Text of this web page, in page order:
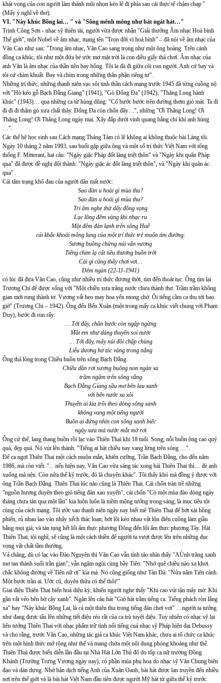
khát vọng của con người làm thành mũi nhọn kéo lê đi phía sau cái thực tế chậm chạp "
(Mấy ý nghĩ về thơ).
VI. "Này khúc Bồng lai… " và "Sông mênh mông như bát ngát hát…"
Trịnh Công Sơn - nhạc sỹ thiên tài, người vừa được nhận "Giải thưởng Âm nhạc Hoà bình
Thế giới", một Nobel về âm nhạc, mang tên "Trọn đời vì hoà bình" – đã nói về âm nhạc của
Văn Cao như sau: "Trong âm nhạc, Văn Cao sang trọng như một ông hoàng. Trên cánh
đồng ca khúc, tôi như một đứa bé ước mơ mặt trời là con diều giấy thả chơi. Âm nhạc của
anh Văn là âm nhạc của thần tiên bay bổng. Tôi la đà đi giữa cõi con người. Anh cứ bay và
tôi cứ chìm khuất. Bay và chìm trong những thân phận riêng tư".
Những trí thức, những thanh niên sục sôi tinh thần cách mạng trước 1945 đã từng cuồng nộ
với "Hò kéo gỗ Bạch Đằng Giang" (1941), "Gò Đống Đa" (1942), "Thăng Long hành
khúc" (1943)… qua những ca từ hùng dũng: "Cố bước bước trên đường thơm gió mát. Ta đi
đi đi đi thăm gò xưa chất thây. Đống Đa còn chốn đây…", những "Ơi Thăng Long! Ơi
Thăng Long! Ơi Thăng Long ngày mai. Xây đắp dưới vinh quang bằng chí khí anh hùng
…".
Các thế hệ học sinh sau Cách mạng Tháng Tám có lẽ không ai không thuộc bài Làng tôi.
Ngày 10 tháng 2 năm 1993, sau buổi gặp giữa ông và một số trí thức Việt Nam với tổng
thống F. Mitterant, hai câu: "Ngày giặc Pháp đốt làng triệt thôn" và "Ngày khi quân Pháp
qua" đã được đề nghị đổi thành: "Ngày giặc ác đốt làng triệt thôn", và "Ngày khi quân ác
qua" .
Cái tâm trạng khổ đau của người dân mất nước:
Sao đàn u hoài gì mùa thu?
Sao đàn u hoài gì mùa thu?
Tri âm nghe thử dây đồng vọng
Lạc lõng đêm vàng khi nhạc ru
Một đêm đàn lạnh trên sông Huế
cái khắc khoải mông lung của một trí thức trẻ muốn tìm đường:
Sương buông chừng núi vấn vương
Tiếng chim lạ cất tiêu thương buồn trời
Cái gì cũng thấy chơi vơi…
Đêm ngàn (22-11-1941)
có lúc đã đưa Văn Cao, cũng như nhiều trí thức đương thời, tìm đến thoát tục. Ông tìm lại
Trương Chi để được sống với "Một chiều xưa trăng nước chưa thành thơ. Trầm trầm không
gian mới rung thành tơ. Vương vất heo may hoa yến mong chờ. Ôi tiếng cầm ca thu tới bao
giờ" (Trương Chi – 1942). Ông đến Bến Xuân (một trong mấy ca khúc viết chung với Phạm
Duy), bước đi run rẩy:
… Tới đây, chân bước còn ngập ngừng
Mắt em như dáng thuyền soi nước
… Tới đây, mây núi đồi chập chùng
Liễu dương hơ tóc vàng trong nắng
Ông thả lòng trong Chiều buồn trên sông Bạch Đằng:
Chiều dần rơi sương buông non ngàn xa
trầm ngâm trên sông vắng
Bạch Đằng Giang sầu mơ bên lau xanh
với bến nước xa xôi
Thuyền ai kia trôi theo dòng sông xanh
không vang một tiếng người
Buồn ai đứng nhìn con sông xanh biếc
ngày xưa mà nước mắt mờ rơi
Ông cứ thế, lang thang buồn rồi lạc vào Thiên Thai khi 18 tuổi. Song, nỗi buồn ông cao quý
quá, đẹp quá. Nó vút lên thành: "Tiếng ai hát chiều nay vang lừng trên sóng …".
Để ca ngợi Thiên Thai một cách muộn mằn, khiên cưỡng, Trần Bạch Đằng, cho đến năm
1986, mà còn viết: "…nếu hiện nay, Văn Cao vừa sáng tác xong bài Thiên Thai thì… đè anh
xuống mà nện. Còn nửa thế kỷ trước, đó là chuyện khác". Tôi thấy khó mà đồng ý được với
ông Trần Bạch Đằng. Thiên Thai lúc nào cũng là Thiên Thai. Cái chốn tràn trề những
"nguồn hương duyên theo gió tiếng đàn xao xuyến", cái chốn "Có một mùa đào dòng ngày
tháng chưa tàn qua một lần" kia luôn luôn là niềm mộng tưởng trong sáng; là mục tiêu tột
cùng của cách mạng. Tôi ước sao thanh niên ngày nay biết mê Thiên Thai để bớt xài hồng
phiến, rủ nhau lao vào nhẩy xếch thác loạn; bớt lôi kéo nhau vật lộn điên cuồng làm giầu
bằng mọi giá; và tán tụng hết lối ẩm thực phương Đông đến lối ẩm thực phương Tây. Hát
Thiên Thai, tôi nghĩ, sẽ cũng là một cách thiền để người ta vượt được lên trên những dục
vọng vật chất tầm thường.
Vả chăng, dù có lạc vào Đào Nguyên thì Văn Cao vẫn tỉnh táo nhìn thấy "AÙnh trăng xanh
mơ tan thành suối trần gian"; vẫn ngậm ngùi cùng bầy Tiên: "Nhớ quê chiều nào xa khơi.
chắc không đường về Tiên nữ ơi" kia mà. Nó cũng giống như Tản Đà: "Nửa năm Tiên cảnh.
Một bước trần ai. Ước cũ, duyên thừa có thế thôi!"
Giai điệu Thiên Thai biến hoá diệu kỳ, khiến người nghe thấy "Khi cao vút tận mây mờ. Khi
gần vắt vẻo bên bờ cây xanh". Ngân lên câu hát "Gió hát trầm tiếng ca. Tiếng phách ròn lắng
xa" hay "Này khúc Bồng Lai, là cả một thiên thu trong tiếng đàn chơi vơi" …người ta tưởng
như đang được tấu lên những tiết điệu réo rắt của ca trù tuyệt diệu. Tuy nhiên có nhạc sỹ lại
liên tưởng Thiên Thai với nhạc phẩm trữ tình nổi tiếng cuả nhạc sỹ Pháp hiện đại Debussy
và cho rằng, trước Văn Cao, những tác giả ca khúc Việt Nam khác, chưa ai tổ chức ca khúc
trên một hình thức mở rộng như thế và mang chứa một nội dung phóng khoáng như thế.
Thiên Thai được biểu diễn lần đầu tại Nhà Hát Lớn Thủ đô do tốp ca nữ trường Đồng
Khánh (Trường Trưng Vương ngày nay), có phần múa phụ hoạ do nhạc sỹ Văn Chung biên
đạo và dàn dựng. Nhờ bản dịch tiếng Anh của Xuân Oanh, bài hát được lan truyền đến nhiều
nơi trên thế giới và là bài hát Việt Nam đầu tiên được người Mỹ hát từ giữa thế kỷ trước.